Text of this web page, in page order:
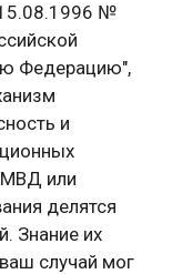
№
Федерацию",
и
МВД или
делятся
Знание их
случай мог